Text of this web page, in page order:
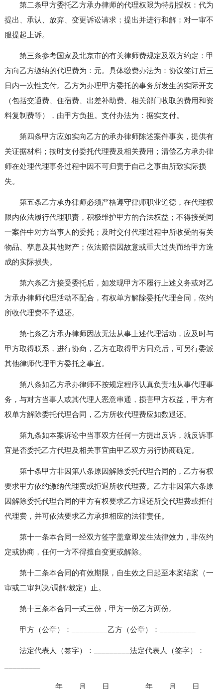
第二条甲方委托乙方承办律师的代理权限为特别授权：代为
提出、承认、放弃、变更诉讼请求；提出并进行和解；对一审不
服提起上诉。
第三条参考国家及北京市的有关律师费规定及双方约定：甲
方向乙方缴纳的代理费为：元。具体缴费办法为：协议签订后三
日内一次性支付。乙方为办理甲方委托的事务所发生的实际开支
（包括交通费、住宿费、出差补助费、相关部门收取的费用和资
料复制费等），由甲方负担。支付办法为：据实支付。
第四条甲方应如实向乙方的承办律师陈述案件事实，提供有
关证据材料；按时支付委托代理费及相关费用；清偿乙方承办律
师在处理代理事务过程中因不可归责于自己之事由所致实际损
失。
第五条乙方承办律师必须严格遵守律师职业道德，在代理权
限内依法履行代理职责，积极维护甲方的合法权益；不得接受同
一案件中对方当事人的委托；及时交付代理过程中所收受的有关
物品、孳息及其他财产；依法赔偿因故意或重大过失而给甲方造
成的实际损失。
第六条乙方接受委托后，如发现甲方不履行上述义务或对乙
方承办律师代理活动不配合，有权单方解除委托代理合同，依约
所收代理费不予退还。
第七条乙方承办律师因故无法从事上述代理活动，应及时与
甲方取得联系，进行协商，乙方在取得甲方同意后，可另行委派
其他律师代理甲方委托之事宜。
第八条如乙方承办律师不按规定程序认真负责地从事代理事
务，与对方当事人或其代理人恶意串通，损害甲方权益，甲方有
权单方解除委托代理合同，乙方所收代理费应如数退还。
第九条如本案诉讼中当事双方任何一方提出反诉，就反诉事
宜是否委托乙方代理及相关事宜由甲乙双方另行协商确定。
第十条甲方非因第八条原因解除委托代理合同的，乙方有权
要求甲方依约缴纳代理费或拒退所收代理费。乙方非因第六条原
因解除委托代理合同的甲方有权要求乙方退还所交代理费或拒付
代理费，并可依法要求乙方承担相应的法律责任。
第十一条本合同一经双方签字盖章即发生法律效力，非依约
定或协商，任何一方不得擅自变更或解除。
第十二条本合同的有效期限，自生效之日起至本案结案（一
审或二审判决/调解/裁定）止。
第十三条本合同一式三份，甲方一份乙方两份。
甲方（公章）：_________乙方（公章）：_________
法定代表人（签字）：_________法定代表人（签字）：
_________年____月____日_________年____月____日